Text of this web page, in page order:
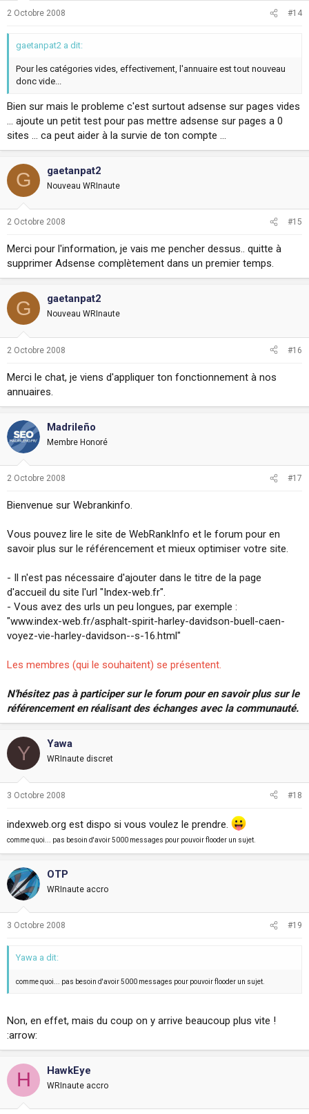
2 Octobre 2008 #14
gaetanpat2 a dit:
Pour les catégories vides, effectivement, l'annuaire est tout nouveau
donc vide...
Bien sur mais le probleme c'est surtout adsense sur pages vides
... ajoute un petit test pour pas mettre adsense sur pages a 0
sites ... ca peut aider à la survie de ton compte ...
G gaetanpat2
Nouveau WRInaute
2 Octobre 2008 #15
Merci pour l'information, je vais me pencher dessus.. quitte à
supprimer Adsense complètement dans un premier temps.
G gaetanpat2
Nouveau WRInaute
2 Octobre 2008 #16
Merci le chat, je viens d'appliquer ton fonctionnement à nos
annuaires.
Madrileño
Membre Honoré
2 Octobre 2008 #17
Bienvenue sur Webrankinfo.
Vous pouvez lire le site de WebRankInfo et le forum pour en
savoir plus sur le référencement et mieux optimiser votre site.
- Il n'est pas nécessaire d'ajouter dans le titre de la page
d'accueil du site l'url "Index-web.fr".
- Vous avez des urls un peu longues, par exemple :
"www.index-web.fr/asphalt-spirit-harley-davidson-buell-caen-
voyez-vie-harley-davidson--s-16.html"
Les membres (qui le souhaitent) se présentent.
N'hésitez pas à participer sur le forum pour en savoir plus sur le
référencement en réalisant des échanges avec la communauté.
Y Yawa
WRInaute discret
3 Octobre 2008 #18
indexweb.org est dispo si vous voulez le prendre.
comme quoi... pas besoin d'avoir 5000 messages pour pouvoir flooder un sujet.
OTP
WRInaute accro
3 Octobre 2008 #19
Yawa a dit:
comme quoi... pas besoin d'avoir 5000 messages pour pouvoir flooder un sujet.
Non, en effet, mais du coup on y arrive beaucoup plus vite !
:arrow:
H HawkEye
WRInaute accro